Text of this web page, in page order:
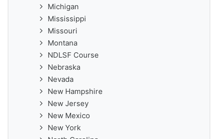
Michigan
Mississippi
Missouri
Montana
NDLSF Course
Nebraska
Nevada
New Hampshire
New Jersey
New Mexico
New York